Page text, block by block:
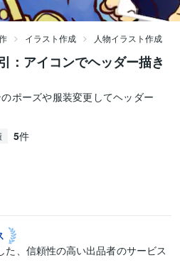
イラスト作成 人物イラスト作成
：アイコンでヘッダー描き
ポーズや服装変更してヘッダー
5件
、信頼性の高い出品者のサービス